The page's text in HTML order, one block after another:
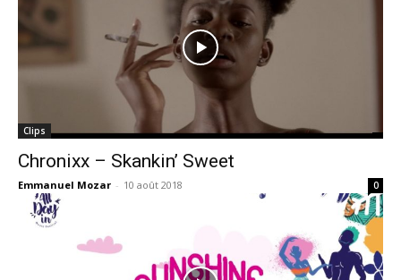
Clips
Chronixx – Skankin’ Sweet
Emmanuel Mozar - 10 août 2018 0